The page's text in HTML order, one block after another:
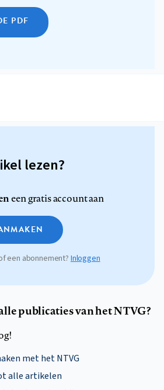
PDF
lezen?
een gratis account aan
een abonnement? Inloggen
publicaties van het NTVG?
met het NTVG
alle artikelen